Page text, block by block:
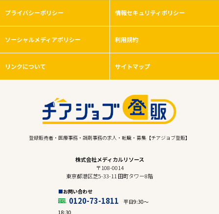
プライバシーポリシー 情報セキュリティポリシー
ソーシャルメディアポリシー 利用規約
リンクについて サイトマップ
登録販売者・医療事務・調剤事務の求人・転職・募集【チアジョブ登販】
株式会社メディカルリソース
〒108-0014
東京都港区芝5-33-11 田町タワー8階
お問い合わせ
0120-73-1811
平日9:30〜
18:30